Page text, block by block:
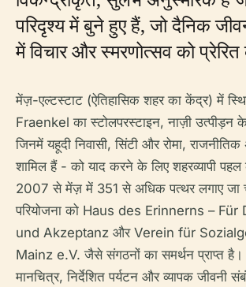
परिदृश्य में बुने हुए हैं, जो दैनिक
में विचार और स्मरणोत्सव को
मेंज़-एल्टस्टाट (ऐतिहासिक शहर का केंद्र) में
Fraenkel का स्टोलपरस्टाइन, नाज़ी उत्पीड़न के
जिनमें यहूदी निवासी, सिंटी और रोमा,
शामिल हैं - को याद करने के लिए शहरव्यापी पहल
2007 से मेंज़ में 351 से अधिक पत्थर लगाए
परियोजना को Haus des Erinnerns –
und Akzeptanz और Verein für
Mainz e.V. जैसे संगठनों का समर्थन प्राप्त है।
मानचित्र, निर्देशित पर्यटन और व्यापक जीवनी